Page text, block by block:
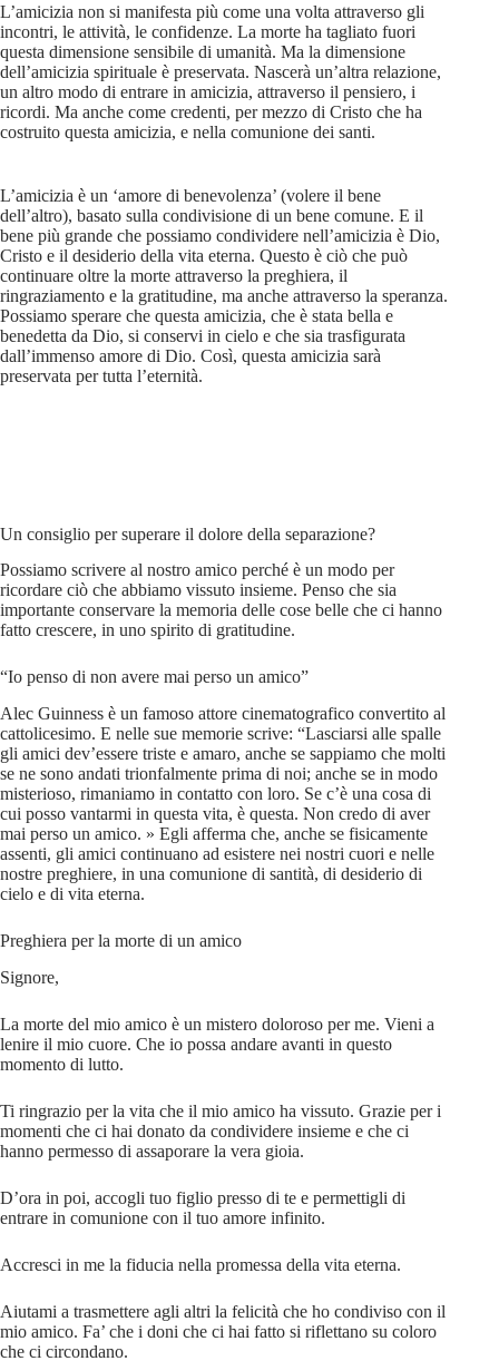
L’amicizia non si manifesta più come una volta attraverso gli
incontri, le attività, le confidenze. La morte ha tagliato fuori
questa dimensione sensibile di umanità. Ma la dimensione
dell’amicizia spirituale è preservata. Nascerà un’altra relazione,
un altro modo di entrare in amicizia, attraverso il pensiero, i
ricordi. Ma anche come credenti, per mezzo di Cristo che ha
costruito questa amicizia, e nella comunione dei santi.
L’amicizia è un ‘amore di benevolenza’ (volere il bene
dell’altro), basato sulla condivisione di un bene comune. E il
bene più grande che possiamo condividere nell’amicizia è Dio,
Cristo e il desiderio della vita eterna. Questo è ciò che può
continuare oltre la morte attraverso la preghiera, il
ringraziamento e la gratitudine, ma anche attraverso la speranza.
Possiamo sperare che questa amicizia, che è stata bella e
benedetta da Dio, si conservi in cielo e che sia trasfigurata
dall’immenso amore di Dio. Così, questa amicizia sarà
preservata per tutta l’eternità.
Un consiglio per superare il dolore della separazione?
Possiamo scrivere al nostro amico perché è un modo per
ricordare ciò che abbiamo vissuto insieme. Penso che sia
importante conservare la memoria delle cose belle che ci hanno
fatto crescere, in uno spirito di gratitudine.
“Io penso di non avere mai perso un amico”
Alec Guinness è un famoso attore cinematografico convertito al
cattolicesimo. E nelle sue memorie scrive: “Lasciarsi alle spalle
gli amici dev’essere triste e amaro, anche se sappiamo che molti
se ne sono andati trionfalmente prima di noi; anche se in modo
misterioso, rimaniamo in contatto con loro. Se c’è una cosa di
cui posso vantarmi in questa vita, è questa. Non credo di aver
mai perso un amico. » Egli afferma che, anche se fisicamente
assenti, gli amici continuano ad esistere nei nostri cuori e nelle
nostre preghiere, in una comunione di santità, di desiderio di
cielo e di vita eterna.
Preghiera per la morte di un amico
Signore,
La morte del mio amico è un mistero doloroso per me. Vieni a
lenire il mio cuore. Che io possa andare avanti in questo
momento di lutto.
Ti ringrazio per la vita che il mio amico ha vissuto. Grazie per i
momenti che ci hai donato da condividere insieme e che ci
hanno permesso di assaporare la vera gioia.
D’ora in poi, accogli tuo figlio presso di te e permettigli di
entrare in comunione con il tuo amore infinito.
Accresci in me la fiducia nella promessa della vita eterna.
Aiutami a trasmettere agli altri la felicità che ho condiviso con il
mio amico. Fa’ che i doni che ci hai fatto si riflettano su coloro
che ci circondano.